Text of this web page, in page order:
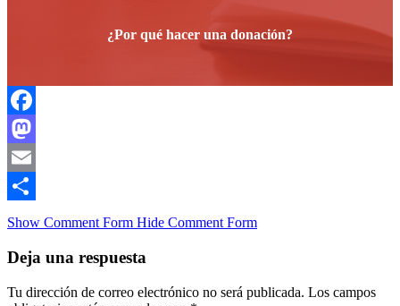
¿Por qué hacer una donación?
Facebook
Mastodon
Email
Compartir
Show Comment Form Hide Comment Form
Deja una respuesta
Tu dirección de correo electrónico no será publicada. Los campos